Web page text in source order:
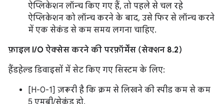
ऐप्लिकेशन लॉन्च किए गए हैं, तो पहले से चल रहे
ऐप्लिकेशन को लॉन्च करने के बाद, उसे फिर से लॉन्च करने
में एक सेकंड से कम समय लगना चाहिए.
फ़ाइल I/O ऐक्सेस करने की परफ़ॉर्मेंस (सेक्शन 8.2)
हैंडहेल्ड डिवाइसों में सेट किए गए सिस्टम के लिए:
[H-0-1] ज़रूरी है कि क्रम से लिखने की स्पीड कम से कम
5 एमबी/सेकंड हो.